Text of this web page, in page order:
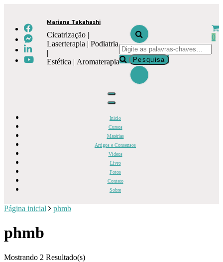
Mariana Takahashi
Cicatrização |
Laserterapia | Podiatria
|
Estética | Aromaterapia
0
Início
Cursos
Matérias
Artigos e Consensos
Vídeos
Livro
Fotos
Contato
Sobre
Página inicial phmb
phmb
Mostrando 2 Resultado(s)